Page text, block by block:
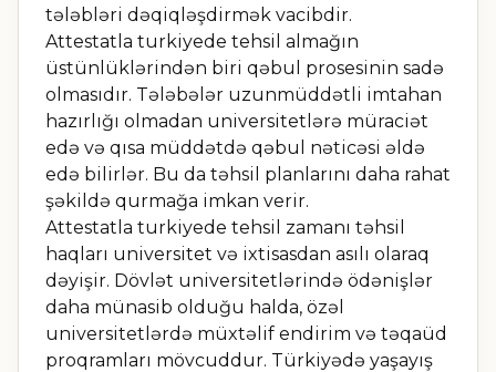
tələbləri dəqiqləşdirmək vacibdir.
Attestatla turkiyede tehsil almağın
üstünlüklərindən biri qəbul prosesinin sadə
olmasıdır. Tələbələr uzunmüddətli imtahan
hazırlığı olmadan universitetlərə müraciət
edə və qısa müddətdə qəbul nəticəsi əldə
edə bilirlər. Bu da təhsil planlarını daha rahat
şəkildə qurmağa imkan verir.
Attestatla turkiyede tehsil zamanı təhsil
haqları universitet və ixtisasdan asılı olaraq
dəyişir. Dövlət universitetlərində ödənişlər
daha münasib olduğu halda, özəl
universitetlərdə müxtəlif endirim və təqaüd
proqramları mövcuddur. Türkiyədə yaşayış